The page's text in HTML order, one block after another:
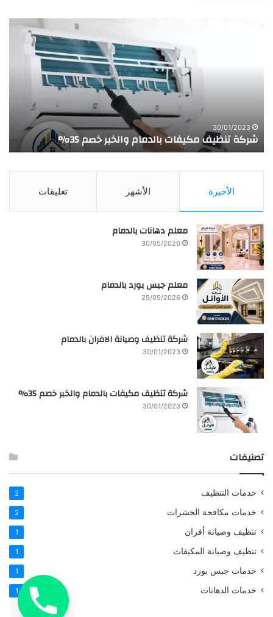
30/01/2023
شركة تنظيف مكيفات بالدمام والخبر خصم 35%
الأخيرة الأشهر تعليقات
معلم دهانات بالدمام
30/05/2026
معلم جبس بورد بالدمام
25/05/2026
شركة تنظيف وصيانة الافران بالدمام
30/01/2023
شركة تنظيف مكيفات بالدمام والخبر خصم 35%
30/01/2023
تصنيفات
خدمات التنظيف 2
خدمات مكافحة الحشرات 2
تنظيف وصيانة أفران 1
تنظيف وصيانة المكيفات 1
خدمات جبس بورد 1
خدمات الدهانات 1